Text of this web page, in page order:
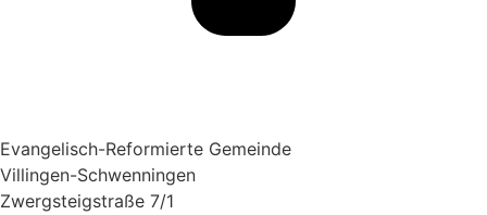
Evangelisch-Reformierte Gemeinde
Villingen-Schwenningen
Zwergsteigstraße 7/1